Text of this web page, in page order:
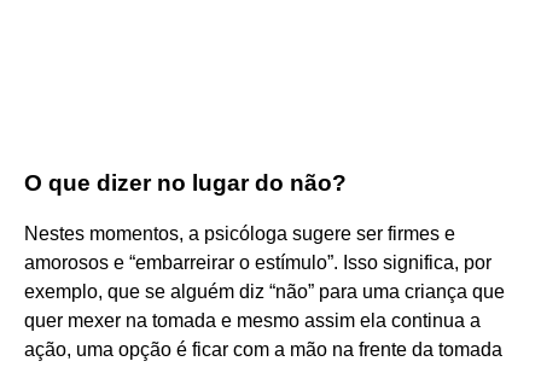
O que dizer no lugar do não?
Nestes momentos, a psicóloga sugere ser firmes e
amorosos e “embarreirar o estímulo”. Isso significa, por
exemplo, que se alguém diz “não” para uma criança que
quer mexer na tomada e mesmo assim ela continua a
ação, uma opção é ficar com a mão na frente da tomada